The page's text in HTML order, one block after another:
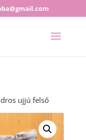
ujjú felső